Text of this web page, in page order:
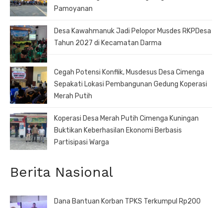
Pamoyanan
Desa Kawahmanuk Jadi Pelopor Musdes RKPDesa
Tahun 2027 di Kecamatan Darma
Cegah Potensi Konflik, Musdesus Desa Cimenga
Sepakati Lokasi Pembangunan Gedung Koperasi
Merah Putih
Koperasi Desa Merah Putih Cimenga Kuningan
Buktikan Keberhasilan Ekonomi Berbasis
Partisipasi Warga
Berita Nasional
Dana Bantuan Korban TPKS Terkumpul Rp200